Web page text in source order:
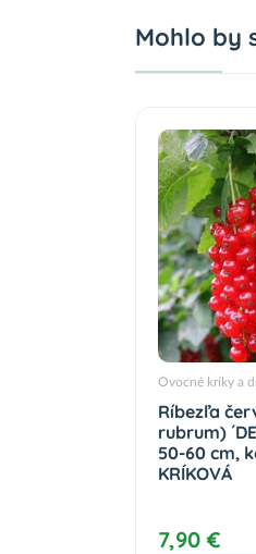
Mohlo by
Ovocné kríky a
Ríbezľa
rubrum)
50-60 cm,
KRÍKOVÁ
7,90 €